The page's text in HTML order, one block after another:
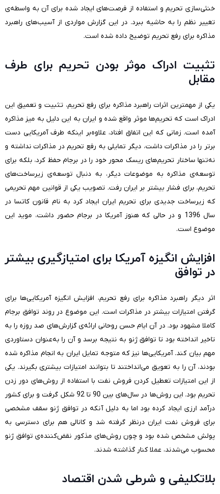
خنثی‌سازی تحریم و استفاده از فرصت‌های ایجاد شده برای آن به واسطه‌ی
تغییر نظم را به حاشیه ببرد. در این گزارش مواردی از آسیب‌های راهبرد
مذاکره برای رفع تحریم توضیح داده شده است.
تثبیت ادراک موثر بودن تحریم برای طرف
مقابل
یکی از مهمترین اثرات راهبرد مذاکره برای رفع تحریم، تثبیت و تعمیق این
ادراک است که تحریم‌ها موثر واقع شده و ایران به این دلیل به میز مذاکره
آمده است. زمانی که این اتفاق افتاد، علاوه‌بر اینکه طرف آمریکایی دست
برتر را در مذاکرات داشت، دیگر تمایلی به رفع تحریم در مذاکرات نداشته و
نه‌تنها ساختار تحریم‌های ریسک محور خود را در برجام حفظ کرد، بلکه برای
توسعه‌ی مذاکره به موضوعات دیگر، به دنبال توسعه‌ی زیرساخت‌های
تحریم، برای فشار بیشتر بر ایران رفت. تصویب یکی از قوانین مهم تحریمی
که زیرساخت جدیدی برای تحریم ایران ایجاد کرد به نام قانون کاتسا در
سال 1396 و در حالی که هنوز آمریکا در برجام حضور داشت، موید این
موضوع است.
افزایش انگیزه آمریکا برای امتیازگیری بیشتر
در توافق
اثر دیگر راهبرد مذاکره برای رفع تحریم، افزایش انگیزه آمریکایی‌ها برای
گرفتن امتیازات بیشتر در مذاکرات است. این موضوع در روند توافق برجام
کاملا مشهود بود. در آن ایام حسن روحانی ارائه‌ی گزارش‌های صد روزه را به
تاخیر انداخته بود تا توافق ژنو به نتیجه برسد و آن را به‌عنوان دستاوردی
مهم بیان کند. آمریکا‌یی‌ها نیز که متوجه تمایل ایران به انجام مذاکره شده
بودند، آن را به تعویق می‌انداختند تا بتوانند امتیازات بیشتری بگیرند. یکی
از این امتیازات تعطیل کردن فروش نفت با استفاده از روش‌های دور زدن
تحریم بود. این روش‌ها در سال‌های بین 90 تا 92 شکل گرفت و برای کشور
درآمد ارزی ایجاد کرده بود اما به دلیل آنکه در توافق ژنو سقف مشخصی
برای فروش نفت ایران درنظر گرفته شد و کانالی هم برای دسترسی به
پولش مشخص شده بود و چون روش‌های مذکور نقض‌کننده‌ی توافق ژنو
محسوب می‌شدند، عملا کنار گذاشته شدند.
بلاتکلیفی و شرطی شدن اقتصاد